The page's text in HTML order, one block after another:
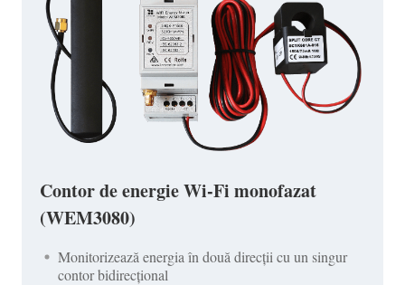
Contor de energie Wi-Fi monofazat
(WEM3080)
Monitorizează energia în două direcții cu un singur
contor bidirecțional